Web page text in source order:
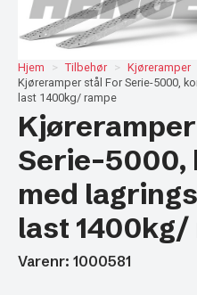
Hjem Tilbehør Kjøreramper
Kjøreramper stål For Serie-5000,
last 1400kg/ rampe
Serie-5000,
med
last 1400kg/
Varenr: 1000581